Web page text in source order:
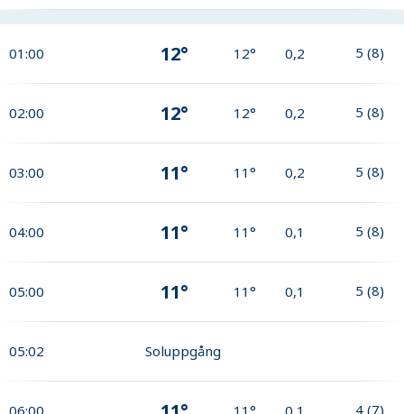
01:00 12° 12° 0,2 5 (8)
02:00 12° 12° 0,2 5 (8)
03:00 11° 11° 0,2 5 (8)
04:00 11° 11° 0,1 5 (8)
05:00 11° 11° 0,1 5 (8)
05:02 Soluppgång
4 (7)